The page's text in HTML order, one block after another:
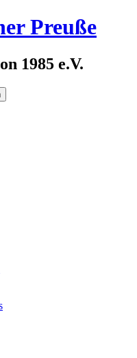
Preuße
1985 e.V.